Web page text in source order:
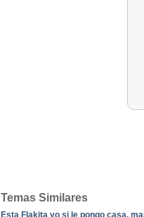
Temas Similares
Esta Flakita yo si le pongo casa,